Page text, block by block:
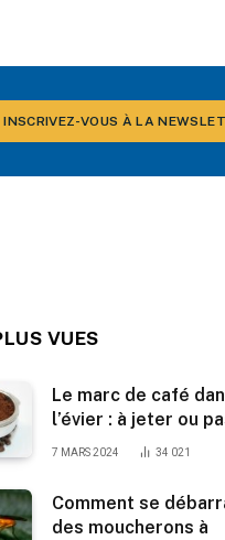
INSCRIVEZ-VOUS À LA
VUES
Le marc de café
l’évier : à jeter ou
7 MARS 2024 34 021
Comment se
des moucherons à